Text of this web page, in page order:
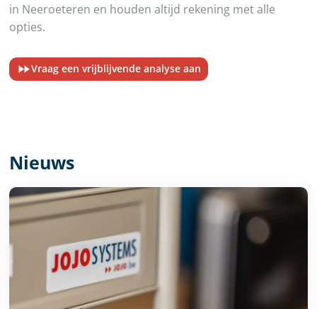
in Neeroeteren en houden altijd rekening met alle
opties.
Vraag een vrijblijvende analyse aan
Nieuws